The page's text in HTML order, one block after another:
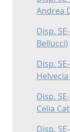
Andrea
Disp.
Bellucci)
Disp.
Disp.
Celia
Disp.